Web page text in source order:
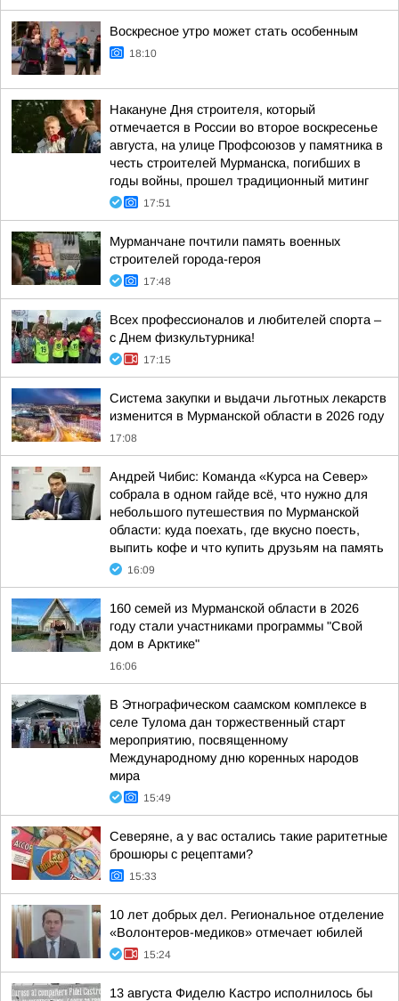
Воскресное утро может стать особенным
18:10
Накануне Дня строителя, который
отмечается в России во второе воскресенье
августа, на улице Профсоюзов у памятника в
честь строителей Мурманска, погибших в
годы войны, прошел традиционный митинг
17:51
Мурманчане почтили память военных
строителей города-героя
17:48
Всех профессионалов и любителей спорта –
с Днем физкультурника!
17:15
Система закупки и выдачи льготных лекарств
изменится в Мурманской области в 2026 году
17:08
Андрей Чибис: Команда «Курса на Север»
собрала в одном гайде всё, что нужно для
небольшого путешествия по Мурманской
области: куда поехать, где вкусно поесть,
выпить кофе и что купить друзьям на память
16:09
160 семей из Мурманской области в 2026
году стали участниками программы "Свой
дом в Арктике"
16:06
В Этнографическом саамском комплексе в
селе Тулома дан торжественный старт
мероприятию, посвященному
Международному дню коренных народов
мира
15:49
Северяне, а у вас остались такие раритетные
брошюры с рецептами?
15:33
10 лет добрых дел. Региональное отделение
«Волонтеров-медиков» отмечает юбилей
15:24
13 августа Фиделю Кастро исполнилось бы